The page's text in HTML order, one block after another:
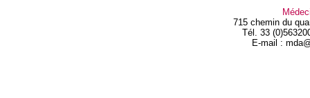
715 chemin du
Tél. 33
E-mail :